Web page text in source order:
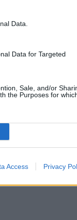
Data.
Data for Targeted
Sale, and/or
the Purposes for
Access Privacy
: Οι
στο
να είναι
στους
να έχουν
ένα ασφαλές και